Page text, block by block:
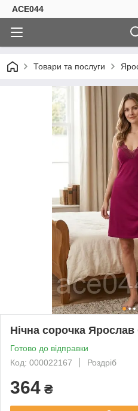
ACE044
Товари та послуги
Нічна сорочка
Готово до відправки
Код: 000022167
Роздріб
364 ₴